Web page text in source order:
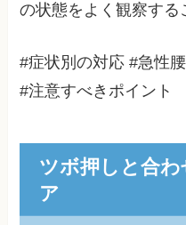
の状態をよく観察する
#症状別の対応 #急性
#注意すべきポイント
ツボ押しと合
ア